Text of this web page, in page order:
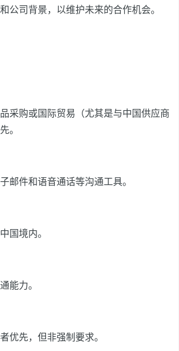
公司背景，以维护未来的合作机会。
采购或国际贸易（尤其是与中国供应商
。
邮件和语音通话等沟通工具。
国境内。
能力。
优先，但非强制要求。